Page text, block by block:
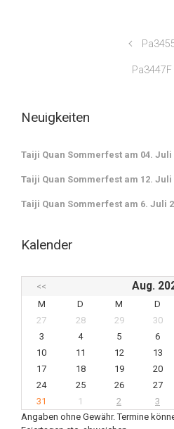
Pa3447F
Neuigkeiten
Taiji Quan Sommerfest am 04. Juli
Taiji Quan Sommerfest am 12. Juli
Taiji Quan Sommerfest am 6. Juli
Kalender
<< Aug.
M
D M D
27
28 29 30
3
4 5 6
10
11 12 13
17
18 19 20
24
25 26 27
31
1 2 3
Angaben ohne Gewähr. Termine